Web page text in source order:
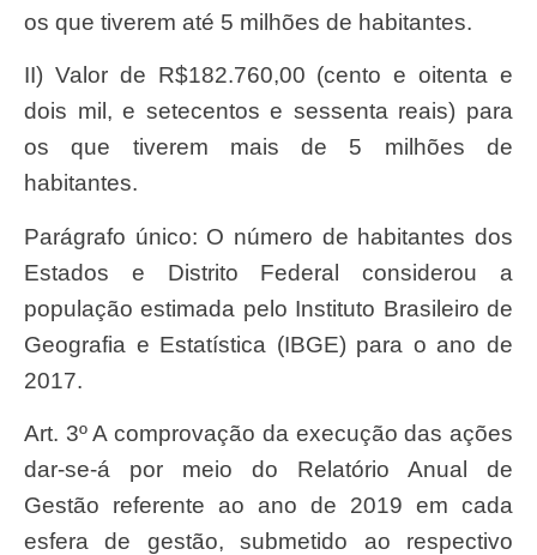
os que tiverem até 5 milhões de habitantes.
II) Valor de R$182.760,00 (cento e oitenta e
dois mil, e setecentos e sessenta reais) para
os que tiverem mais de 5 milhões de
habitantes.
Parágrafo único: O número de habitantes dos
Estados e Distrito Federal considerou a
população estimada pelo Instituto Brasileiro de
Geografia e Estatística (IBGE) para o ano de
2017.
Art. 3º A comprovação da execução das ações
dar-se-á por meio do Relatório Anual de
Gestão referente ao ano de 2019 em cada
esfera de gestão, submetido ao respectivo